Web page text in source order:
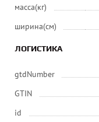
масса(кг)
ширина(см)
ЛОГИСТИКА
gtdNumber
GTIN
id